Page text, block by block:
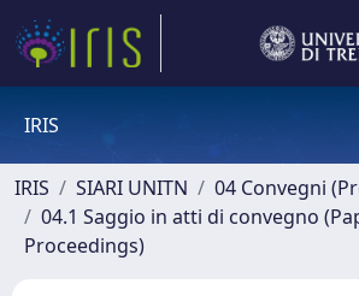
IRIS
IRIS SIARI UNITN
04 Convegni
04.1 Saggio in atti di convegno
Proceedings)